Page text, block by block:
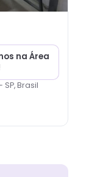
na Área
Brasil